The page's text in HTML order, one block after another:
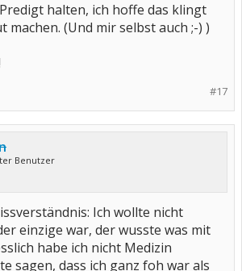
halten, ich hoffe das klingt
machen. (Und mir selbst auch ;-) )
#17
Benutzer
Ich wollte nicht
einzige war, der wusste was mit
habe ich nicht Medizin
sagen, dass ich ganz foh war als